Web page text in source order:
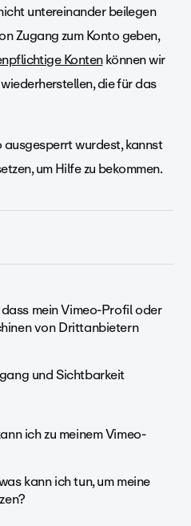
untereinander beilegen
Zugang zum Konto geben,
Kontenkönnen wir
die für das
wurdest, kannst
um Hilfe zu bekommen.
mein Vimeo-Profil oder
von Drittanbietern
und Sichtbarkeit
ich zu meinem Vimeo-
kann ich tun, um meine